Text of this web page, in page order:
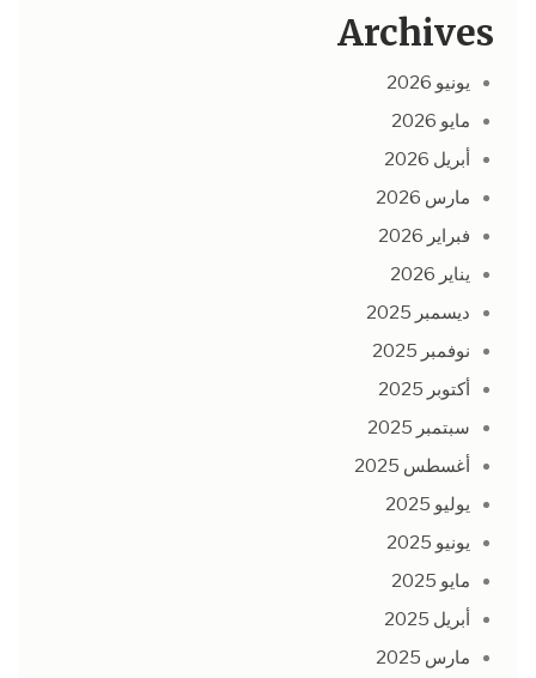
Archives
يونيو 2026
مايو 2026
أبريل 2026
مارس 2026
فبراير 2026
يناير 2026
ديسمبر 2025
نوفمبر 2025
أكتوبر 2025
سبتمبر 2025
أغسطس 2025
يوليو 2025
يونيو 2025
مايو 2025
أبريل 2025
مارس 2025